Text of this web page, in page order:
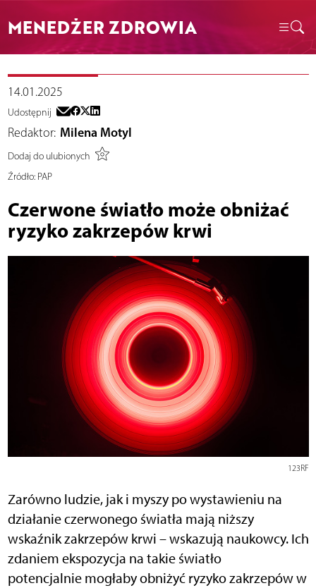
MENEDŻER ZDROWIA
14.01.2025
Udostępnij
Redaktor: Milena Motyl
Dodaj do ulubionych
Źródło:PAP
Czerwone światło może obniżać
ryzyko zakrzepów krwi
123RF
Zarówno ludzie, jak i myszy po wystawieniu na
działanie czerwonego światła mają niższy
wskaźnik zakrzepów krwi – wskazują naukowcy. Ich
zdaniem ekspozycja na takie światło
potencjalnie mogłaby obniżyć ryzyko zakrzepów w